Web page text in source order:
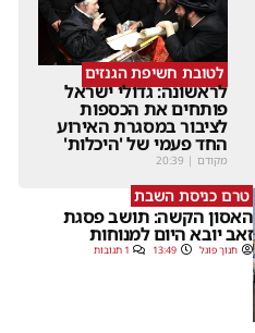
לטובת חשיפת הגנזים
לראשונה: גדולי ישראל
פותחים את הכספות
לציבור במסגרת האירוע
החד פעמי של 'היכלות'
מקודם |
20:39
טרם כניסת השבת
האסון הקשה: תושב פסגת
זאב יובא היום למנוחות
חנוך פוגל 13:49 1 תגובות